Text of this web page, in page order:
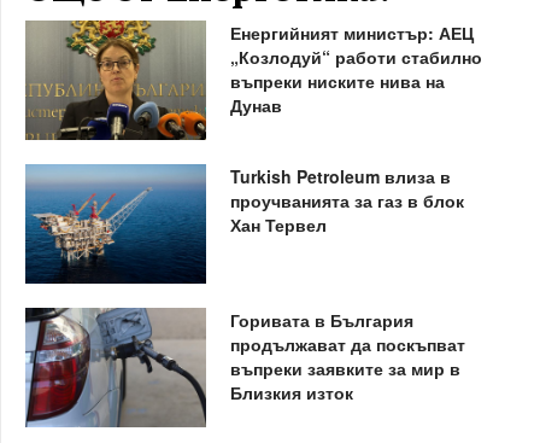
Енергийният министър: АЕЦ
„Козлодуй“ работи стабилно
въпреки ниските нива на
Дунав
Turkish Petroleum влиза в
проучванията за газ в блок
Хан Тервел
Горивата в България
продължават да поскъпват
въпреки заявките за мир в
Близкия изток